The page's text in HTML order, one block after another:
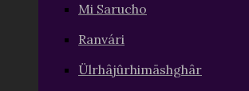
Mi Sarucho
Ranvári
Ülrhâjûrhimäshghâr